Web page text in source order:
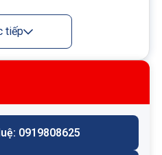
Microglass (ON)
nếp, hiệu suất cao
250 bar
xả khí, chịu áp cao
(Đức)
lọc đường áp Hydac dòng
tiếp
0919808625